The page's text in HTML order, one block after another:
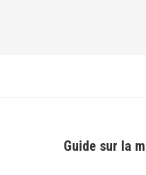
ArticleGuide sur la